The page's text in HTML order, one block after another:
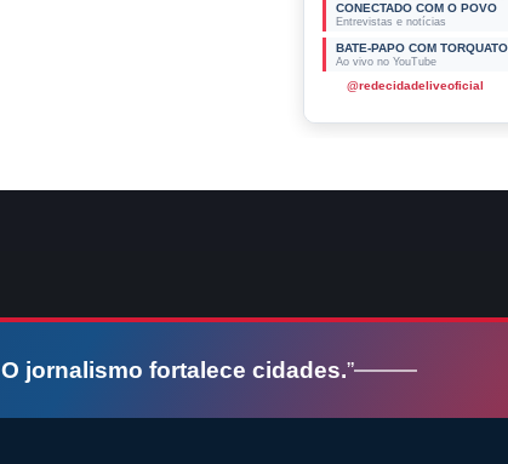
CONECTADO COM O POVO
Entrevistas e notícias
BATE-PAPO COM TORQUATO
Ao vivo no YouTube
@redecidadeliveoficial
O jornalismo fortalece cidades.”